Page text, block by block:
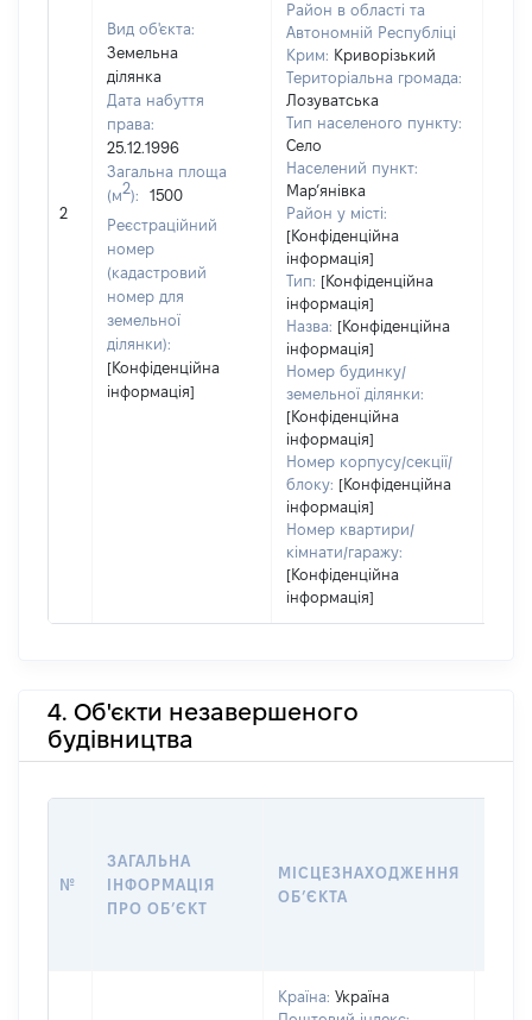
2
Вид об'єкта:
Земельна
ділянка
Дата набуття
права:
25.12.1996
Загальна площа
(м2):
1500
Реєстраційний
номер
(кадастровий
номер для
земельної
ділянки):
[Конфіденційна
інформація]
Район в області та
Автономній Республіці
Крим: Криворізький
Територіальна громада:
Лозуватська
Тип населеного пункту:
Село
Населений пункт:
Мар’янівка
Район у місті:
[Конфіденційна
інформація]
Тип: [Конфіденційна
інформація]
Назва: [Конфіденційна
інформація]
Номер будинку/
земельної ділянки:
[Конфіденційна
інформація]
Номер корпусу/секції/
блоку: [Конфіденційна
інформація]
Номер квартири/
кімнати/гаражу:
[Конфіденційна
інформація]
4. Об'єкти незавершеного
будівництва
№
ЗАГАЛЬНА
ІНФОРМАЦІЯ
ПРО ОБʼЄКТ
МІСЦЕЗНАХОДЖЕННЯ
ОБʼЄКТА
Країна: Україна